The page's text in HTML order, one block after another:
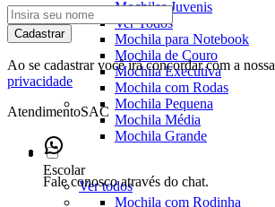
Mochilas Juvenis
Ver Todos
Mochila para Notebook
Mochila de Couro
Mochila Executiva
Mochila com Rodas
Mochila Pequena
Mochila Média
Mochila Grande
Escolar
Ver todos
Mochila com Rodinha
Cadastrar
Ao se cadastrar você irá concordar com a nossa
privacidade
AtendimentoSAC
Fale conosco através do chat.